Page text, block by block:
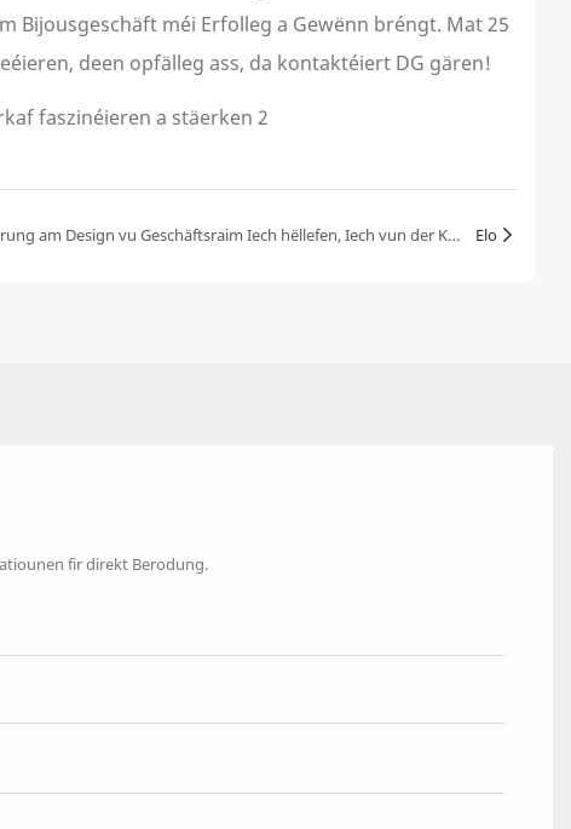
Bijousgeschäft méi Erfolleg a Gewënn bréngt. Mat 25
deen opfälleg ass, da kontaktéiert DG gären!
Wéi kann d&#39;Differenzéierung am Design vu Geschäftsraim Iech hëllefen, Iech vun der Konkurrenz ofzehiewen? Elo
fir direkt Berodung.